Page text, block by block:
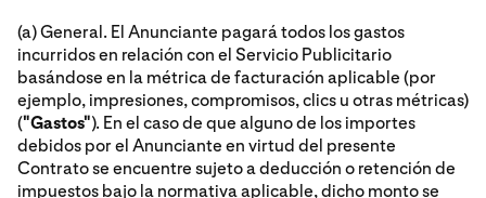
(a) General. El Anunciante pagará todos los gastos
incurridos en relación con el Servicio Publicitario
basándose en la métrica de facturación aplicable (por
ejemplo, impresiones, compromisos, clics u otras métricas)
("Gastos"). En el caso de que alguno de los importes
debidos por el Anunciante en virtud del presente
Contrato se encuentre sujeto a deducción o retención de
impuestos bajo la normativa aplicable, dicho monto se